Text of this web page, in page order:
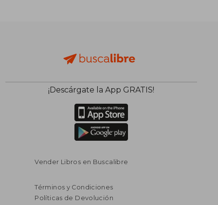
¡Descárgate la App GRATIS!
Vender Libros en Buscalibre
Términos y Condiciones
Políticas de Devolución